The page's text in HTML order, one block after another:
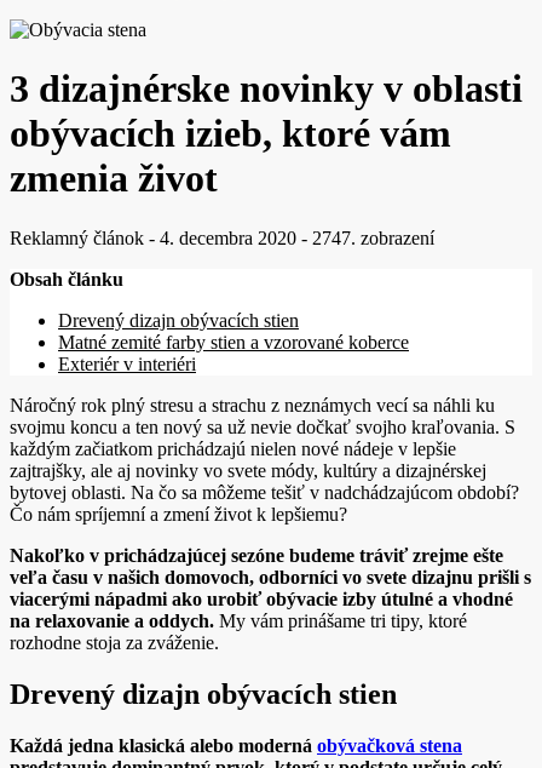
3 dizajnérske novinky v oblasti
obývacích izieb, ktoré vám
zmenia život
Reklamný článok - 4. decembra 2020 - 2747. zobrazení
Obsah článku
Drevený dizajn obývacích stien
Matné zemité farby stien a vzorované koberce
Exteriér v interiéri
Náročný rok plný stresu a strachu z neznámych vecí sa náhli ku
svojmu koncu a ten nový sa už nevie dočkať svojho kraľovania. S
každým začiatkom prichádzajú nielen nové nádeje v lepšie
zajtrajšky, ale aj novinky vo svete módy, kultúry a dizajnérskej
bytovej oblasti. Na čo sa môžeme tešiť v nadchádzajúcom období?
Čo nám spríjemní a zmení život k lepšiemu?
Nakoľko v prichádzajúcej sezóne budeme tráviť zrejme ešte
veľa času v našich domovoch, odborníci vo svete dizajnu prišli s
viacerými nápadmi ako urobiť obývacie izby útulné a vhodné
na relaxovanie a oddych. My vám prinášame tri tipy, ktoré
rozhodne stoja za zváženie.
Drevený dizajn obývacích stien
Každá jedna klasická alebo moderná obývačková stena